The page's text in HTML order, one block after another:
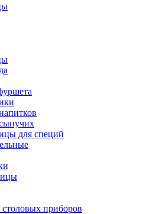
для специй
приборов